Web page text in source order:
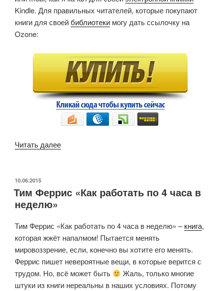
Kindle. Для правильных читателей, которые покупают
книги для своейбиблиотеки могу дать ссылочку на
Ozone:
Читать далее«Вы
Фейнман!»
ОПУБЛИКОВАНО
10.06.2015
Тим Феррис «Как работать по 4 часа в
неделю»
Тим Феррис «Как работать по 4 часа в неделю» –книга,
которая жжёт напалмом! Пытается менять
мировоззрение, если, конечно вы хотите его менять.
Феррис пишет невероятные вещи, в которые верится с
трудом. Но, всё может быть
Жаль, только многие
штуки из книги нереальны в наших условиях. Потому